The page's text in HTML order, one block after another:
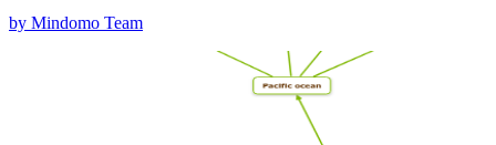
by Mindomo Team